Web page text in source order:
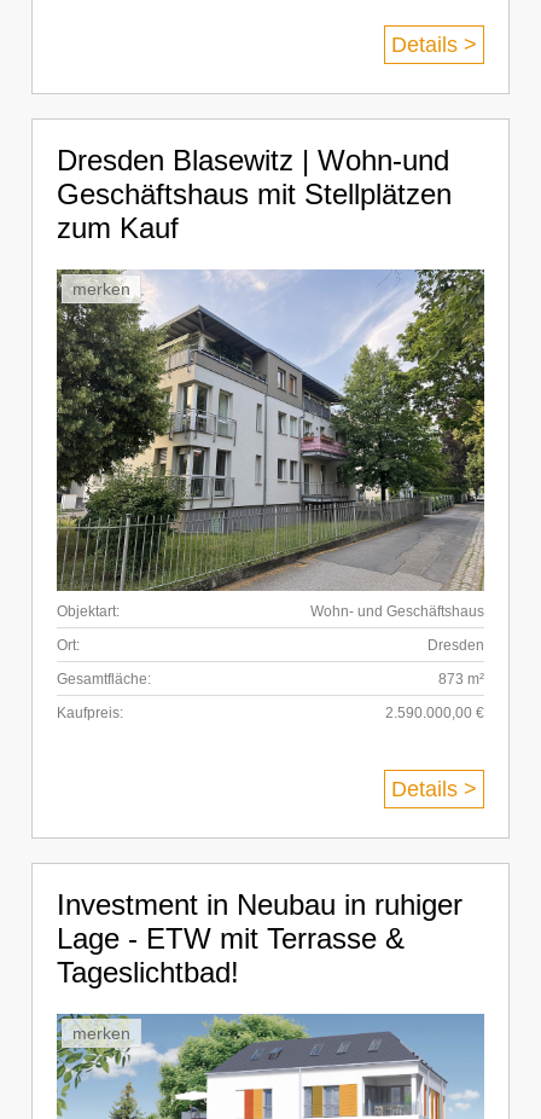
Details >
Dresden Blasewitz | Wohn-und
Geschäftshaus mit Stellplätzen
zum Kauf
merken
Objektart:
Wohn- und Geschäftshaus
Ort:
Dresden
Gesamtfläche:
873 m²
Kaufpreis:
2.590.000,00 €
Details >
Investment in Neubau in ruhiger
Lage - ETW mit Terrasse &
Tageslichtbad!
merken